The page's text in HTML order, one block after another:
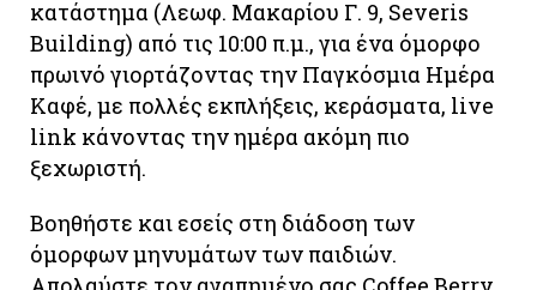
κατάστημα (Λεωφ. Μακαρίου Γ. 9, Severis
Building) από τις 10:00 π.μ., για ένα όμορφο
πρωινό γιορτάζοντας την Παγκόσμια Ημέρα
Καφέ, με πολλές εκπλήξεις, κεράσματα, live
link κάνοντας την ημέρα ακόμη πιο
ξεχωριστή.
Βοηθήστε και εσείς στη διάδοση των
όμορφων μηνυμάτων των παιδιών.